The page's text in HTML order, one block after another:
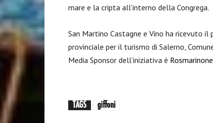
mare e la cripta all’interno della Congrega.
San Martino Castagne e Vino ha ricevuto il
provinciale per il turismo di Salerno,
Media Sponsor dell’iniziativa è
TAGS giffoni